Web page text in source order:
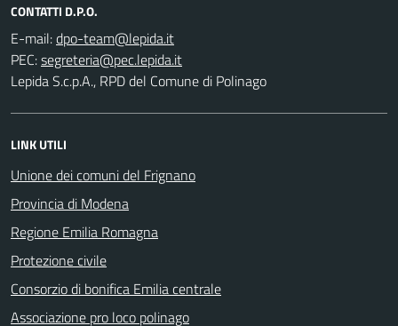
CONTATTI D.P.O.
E-mail:
PEC:
Lepida S.c.p.A., RPD del Comune di Polinago
LINK UTILI
Unione dei comuni del Frignano
Provincia di Modena
Regione Emilia Romagna
Protezione civile
Consorzio di bonifica Emilia centrale
Associazione pro loco polinago